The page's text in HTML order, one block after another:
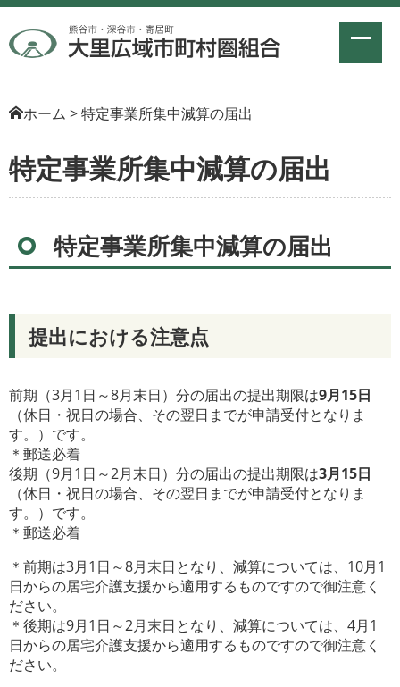
ホーム >特定事業所集中減算の届出
特定事業所集中減算の届出
特定事業所集中減算の届出
提出における注意点
前期（3月1日～8月末日）分の届出の提出期限は9月15日
（休日・祝日の場合、その翌日までが申請受付となりま
す。）です。
＊郵送必着
後期（9月1日～2月末日）分の届出の提出期限は3月15日
（休日・祝日の場合、その翌日までが申請受付となりま
す。）です。
＊郵送必着
＊前期は3月1日～8月末日となり、減算については、10月1
日からの居宅介護支援から適用するものですので御注意く
ださい。
＊後期は9月1日～2月末日となり、減算については、4月1
日からの居宅介護支援から適用するものですので御注意く
ださい。